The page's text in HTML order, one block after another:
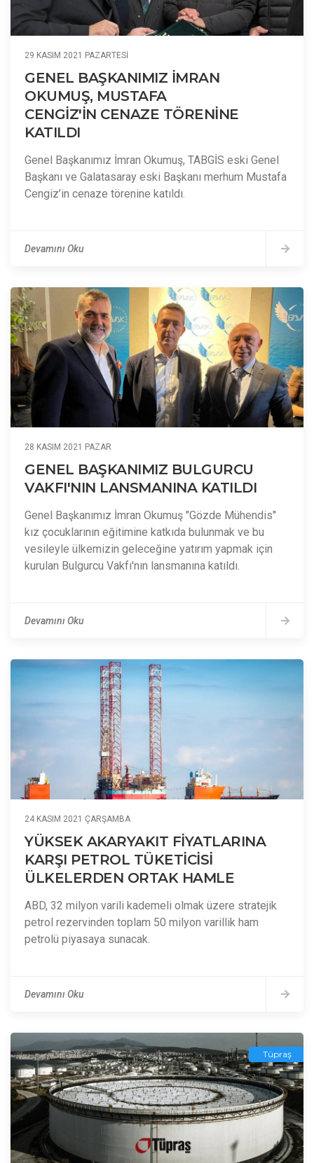
29 KASIM 2021 PAZARTESI
GENEL BAŞKANIMIZ İMRAN
OKUMUŞ, MUSTAFA
CENGİZ'İN CENAZE TÖRENİNE
KATILDI
Genel Başkanımız İmran Okumuş, TABGİS eski Genel
Başkanı ve Galatasaray eski Başkanı merhum Mustafa
Cengiz’in cenaze törenine katıldı.
Devamını Oku
28 KASIM 2021 PAZAR
GENEL BAŞKANIMIZ BULGURCU
VAKFI'NIN LANSMANINA KATILDI
Genel Başkanımız İmran Okumuş "Gözde Mühendis"
kız çocuklarının eğitimine katkıda bulunmak ve bu
vesileyle ülkemizin geleceğine yatırım yapmak için
kurulan Bulgurcu Vakfı'nın lansmanına katıldı.
Devamını Oku
24 KASIM 2021 ÇARŞAMBA
YÜKSEK AKARYAKIT FİYATLARINA
KARŞI PETROL TÜKETİCİSİ
ÜLKELERDEN ORTAK HAMLE
ABD, 32 milyon varili kademeli olmak üzere stratejik
petrol rezervinden toplam 50 milyon varillik ham
petrolü piyasaya sunacak.
Devamını Oku
Tüpraş